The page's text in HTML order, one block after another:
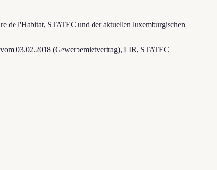
de l'Habitat, STATEC und der aktuellen luxemburgischen
03.02.2018 (Gewerbemietvertrag), LIR, STATEC.